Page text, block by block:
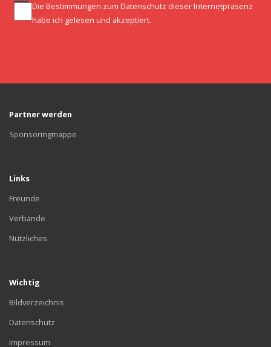
Die Bestimmungen zum Datenschutz dieser Internetpräsenz
habe ich gelesen und akzeptiert.
Partner werden
Sponsoringmappe
Links
Freunde
Verbände
Nützliches
Wichtig
Bildverzeichnis
Datenschutz
Impressum